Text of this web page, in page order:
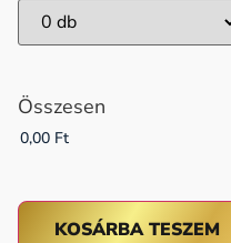
Összesen
KOSÁRBA TESZEM